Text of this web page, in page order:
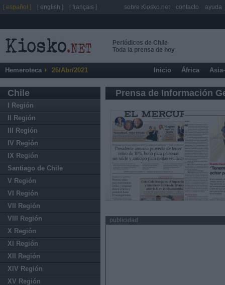
Periódicos de Chile
Toda la prensa de hoy
Hemeroteca 26/Abr/2021 Inicio África
Chile
I Región
II Región
III Región
IV Región
IX Región
Santiago de Chile
V Región
VI Región
VII Región
VIII Región
X Región
XI Región
XII Región
XIV Región
XV Región
Prensa de Información
publicidad
[ español ] [ english ] [ français ] sobre Kiosko.net contacto ayuda